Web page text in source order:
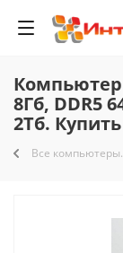
Компьютер
8Гб, DDR5
2Тб.
Все